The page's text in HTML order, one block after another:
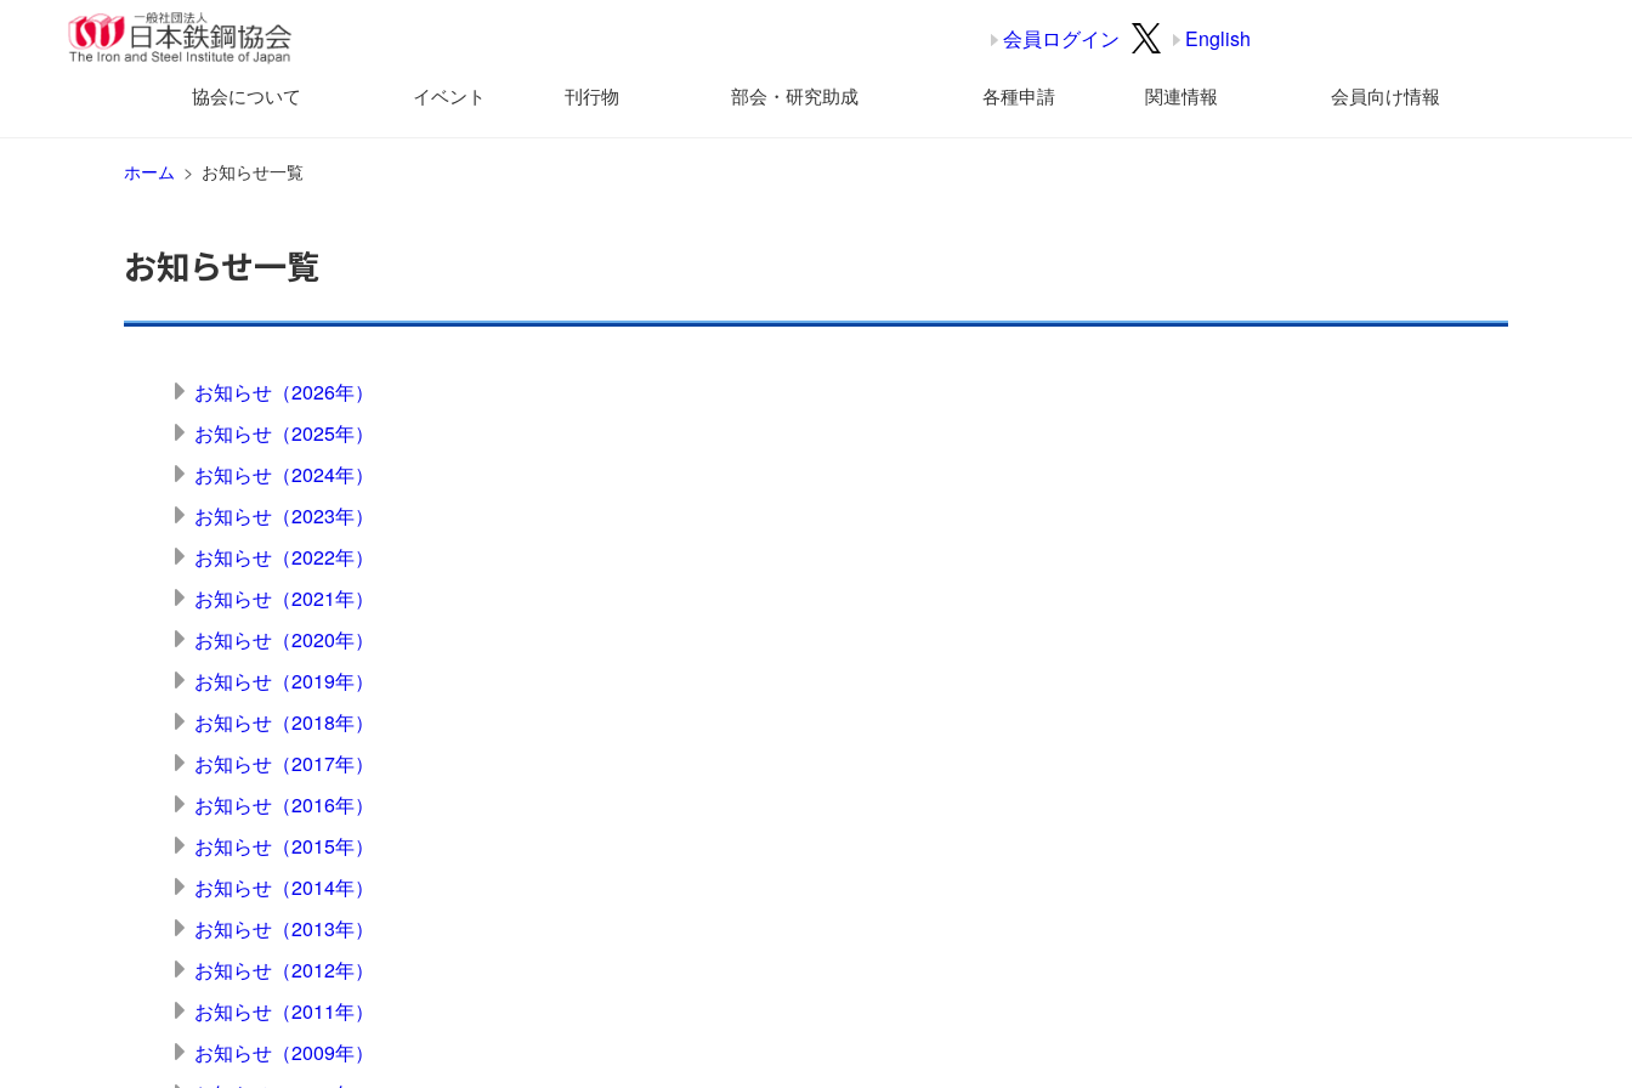
会員ログイン English
協会について イベント 刊行物 部会・研究助成 各種申請 関連情報 会員向け情報
ホーム お知らせ一覧
お知らせ一覧
お知らせ（2026年）
お知らせ（2025年）
お知らせ（2024年）
お知らせ（2023年）
お知らせ（2022年）
お知らせ（2021年）
お知らせ（2020年）
お知らせ（2019年）
お知らせ（2018年）
お知らせ（2017年）
お知らせ（2016年）
お知らせ（2015年）
お知らせ（2014年）
お知らせ（2013年）
お知らせ（2012年）
お知らせ（2011年）
お知らせ（2009年）